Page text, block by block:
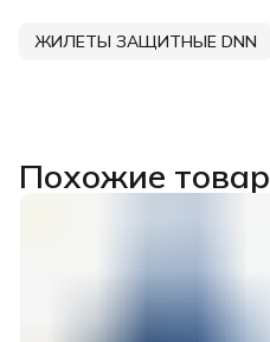
ЖИЛЕТЫ ЗАЩИТНЫЕ DNN
Похожие